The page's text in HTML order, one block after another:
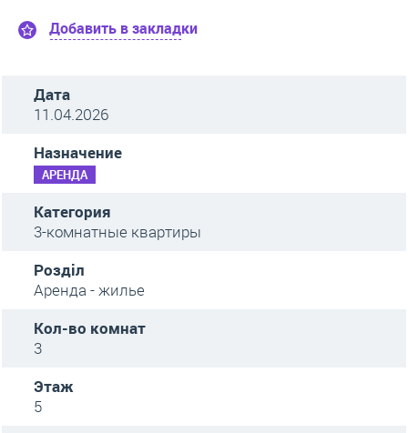
Добавить в закладки
Дата
11.04.2026
Назначение
АРЕНДА
Категория
3-комнатные квартиры
Розділ
Аренда - жилье
Кол-во комнат
3
Этаж
5